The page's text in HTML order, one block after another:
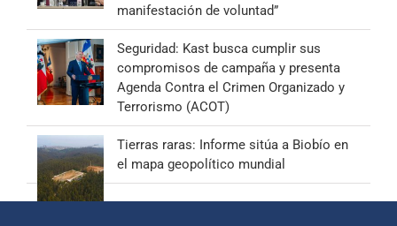
manifestación de voluntad”
Seguridad: Kast busca cumplir sus
compromisos de campaña y presenta
Agenda Contra el Crimen Organizado y
Terrorismo (ACOT)
Tierras raras: Informe sitúa a Biobío en
el mapa geopolítico mundial